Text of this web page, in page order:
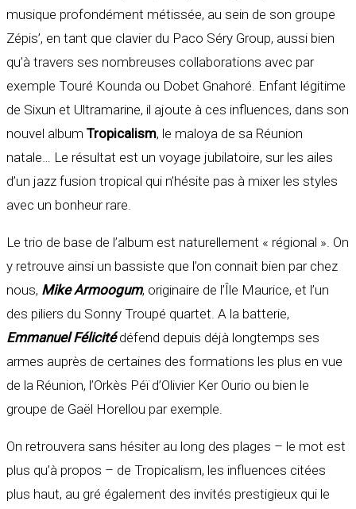
musique profondément métissée, au sein de son groupe
Zépis’, en tant que clavier du Paco Séry Group, aussi bien
qu’à travers ses nombreuses collaborations avec par
exemple Touré Kounda ou Dobet Gnahoré. Enfant légitime
de Sixun et Ultramarine, il ajoute à ces influences, dans son
nouvel album Tropicalism, le maloya de sa Réunion
natale… Le résultat est un voyage jubilatoire, sur les ailes
d’un jazz fusion tropical qui n’hésite pas à mixer les styles
avec un bonheur rare.
Le trio de base de l’album est naturellement « régional ». On
y retrouve ainsi un bassiste que l’on connait bien par chez
nous, Mike Armoogum, originaire de l’Île Maurice, et l’un
des piliers du Sonny Troupé quartet. A la batterie,
Emmanuel Félicitédéfend depuis déjà longtemps ses
armes auprès de certaines des formations les plus en vue
de la Réunion, l’Orkès Péï d’Olivier Ker Ourio ou bien le
groupe de Gaël Horellou par exemple.
On retrouvera sans hésiter au long des plages – le mot est
plus qu’à propos – de Tropicalism, les influences citées
plus haut, au gré également des invités prestigieux qui le